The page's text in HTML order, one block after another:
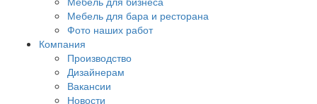
Мебель для бара и ресторана
Фото наших работ
Компания
Производство
Дизайнерам
Вакансии
Новости